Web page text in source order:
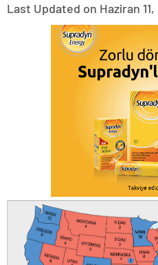
Last Updated on Haziran